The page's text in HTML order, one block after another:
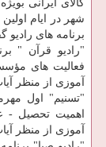
كالای ایرانی
شهر در ایام
برنامه های رادیو
"رادیو قرآن "
فعالیت های
آموزی از منظر
اهمیت تحصیل -
آموزی از منظر